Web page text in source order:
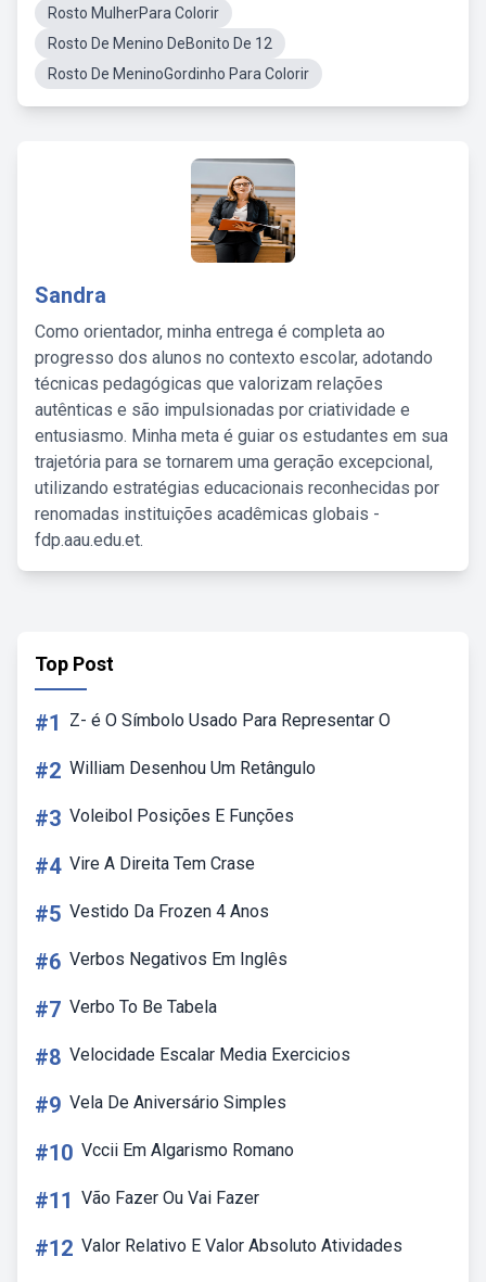
Rosto MulherPara Colorir
Rosto De Menino DeBonito De 12
Rosto De MeninoGordinho Para Colorir
Sandra
Como orientador, minha entrega é completa ao
progresso dos alunos no contexto escolar, adotando
técnicas pedagógicas que valorizam relações
autênticas e são impulsionadas por criatividade e
entusiasmo. Minha meta é guiar os estudantes em sua
trajetória para se tornarem uma geração excepcional,
utilizando estratégias educacionais reconhecidas por
renomadas instituições acadêmicas globais -
fdp.aau.edu.et.
Top Post
#1 Z- é O Símbolo Usado Para Representar O
#2 William Desenhou Um Retângulo
#3 Voleibol Posições E Funções
#4 Vire A Direita Tem Crase
#5 Vestido Da Frozen 4 Anos
#6 Verbos Negativos Em Inglês
#7 Verbo To Be Tabela
#8 Velocidade Escalar Media Exercicios
#9 Vela De Aniversário Simples
#10 Vccii Em Algarismo Romano
#11 Vão Fazer Ou Vai Fazer
#12 Valor Relativo E Valor Absoluto Atividades